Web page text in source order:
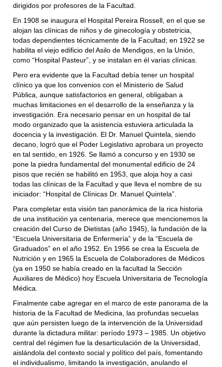
dirigidos por profesores de la Facultad.
En 1908 se inaugura el Hospital Pereira Rossell, en el que se
alojan las clínicas de niños y de ginecología y obstetricia,
todas dependientes técnicamente de la Facultad; en 1922 se
habilita el viejo edificio del Asilo de Mendigos, en la Unión,
como “Hospital Pasteur”, y se instalan en él varias clínicas.
Pero era evidente que la Facultad debía tener un hospital
clínico ya que los convenios con el Ministerio de Salud
Pública, aunque satisfactorios en general, obligaban a
muchas limitaciones en el desarrollo de la enseñanza y la
investigación. Era necesario pensar en un hospital de tal
modo organizado que la asistencia estuviera articulada la
docencia y la investigación. El Dr. Manuel Quintela, siendo
decano, logró que el Poder Legislativo aprobara un proyecto
en tal sentido, en 1926. Se llamó a concurso y en 1930 se
pone la piedra fundamental del monumental edificio de 24
pisos que recién se habilitó en 1953, que aloja hoy a casi
todas las clínicas de la Facultad y que lleva el nombre de su
iniciador: “Hospital de Clínicas Dr. Manuel Quintela”.
Para completar esta visión tan panorámica de la rica historia
de una institución ya centenaria, merece que mencionemos la
creación del Curso de Dietistas (año 1945), la fundación de la
“Escuela Universitaria de Enfermería” y de la “Escuela de
Graduados” en el año 1952. En 1956 se crea la Escuela de
Nutrición y en 1965 la Escuela de Colaboradores de Médicos
(ya en 1950 se había creado en la facultad la Sección
Auxiliares de Médico) hoy Escuela Universitaria de Tecnología
Médica.
Finalmente cabe agregar en el marco de este panorama de la
historia de la Facultad de Medicina, las profundas secuelas
que aún persisten luego de la intervención de la Universidad
durante la dictadura militar: período 1973 – 1985. Un objetivo
central del régimen fue la desarticulación de la Universidad,
aislándola del contexto social y político del país, fomentando
el individualismo, limitando la investigación, anulando el